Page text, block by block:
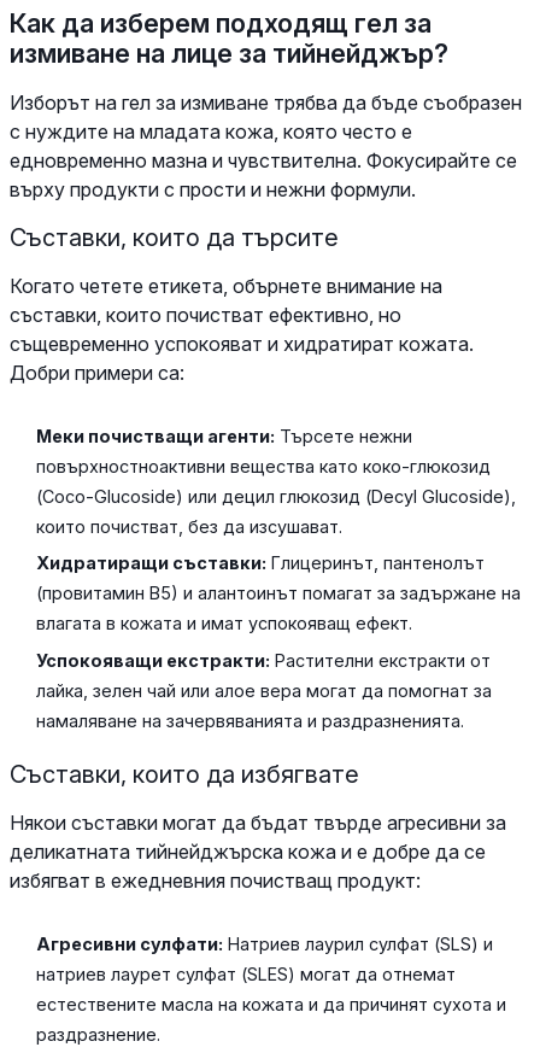
Как да изберем подходящ гел за
измиване на лице за тийнейджър?
Изборът на гел за измиване трябва да бъде съобразен
с нуждите на младата кожа, която често е
едновременно мазна и чувствителна. Фокусирайте се
върху продукти с прости и нежни формули.
Съставки, които да търсите
Когато четете етикета, обърнете внимание на
съставки, които почистват ефективно, но
същевременно успокояват и хидратират кожата.
Добри примери са:
Меки почистващи агенти: Търсете нежни
повърхностноактивни вещества като коко-глюкозид
(Coco-Glucoside) или децил глюкозид (Decyl Glucoside),
които почистват, без да изсушават.
Хидратиращи съставки: Глицеринът, пантенолът
(провитамин В5) и алантоинът помагат за задържане на
влагата в кожата и имат успокояващ ефект.
Успокояващи екстракти: Растителни екстракти от
лайка, зелен чай или алое вера могат да помогнат за
намаляване на зачервяванията и раздразненията.
Съставки, които да избягвате
Някои съставки могат да бъдат твърде агресивни за
деликатната тийнейджърска кожа и е добре да се
избягват в ежедневния почистващ продукт:
Агресивни сулфати: Натриев лаурил сулфат (SLS) и
натриев лаурет сулфат (SLES) могат да отнемат
естествените масла на кожата и да причинят сухота и
раздразнение.